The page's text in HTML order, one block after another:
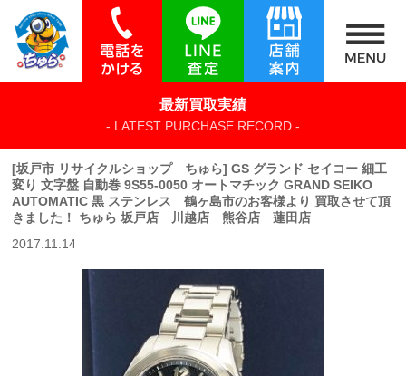
最新買取実績
- LATEST PURCHASE RECORD -
[坂戸市 リサイクルショップ ちゅら] GS グランド セイコー 細工
変り 文字盤 自動巻 9S55-0050 オートマチック GRAND SEIKO
AUTOMATIC 黒 ステンレス 鶴ヶ島市のお客様より 買取させて頂
きました！ ちゅら 坂戸店 川越店 熊谷店 蓮田店
2017.11.14